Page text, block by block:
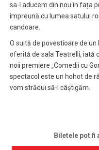
sa-l aducem din nou în fața
împreună cu lumea satului
candoare.
O suită de povestioare de
oferită de sala Teatrelli, iată
noii premiere „Comedii cu
spectacol este un hohot de
vom strădui să-l câștigăm.
Biletele pot fi